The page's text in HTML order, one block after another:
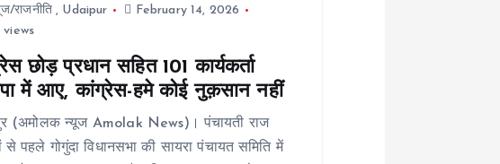
राजनीति, Udaipur
February 14, 2026
views
छोड़ प्रधान सहित 101 कार्यकर्ता
में आए, कांग्रेस-हमे कोई नुक़सान नहीं
(अमोलक न्यूज Amolak News)। पंचायती राज
से पहले गोगुंदा विधानसभा की सायरा पंचायत समिति में